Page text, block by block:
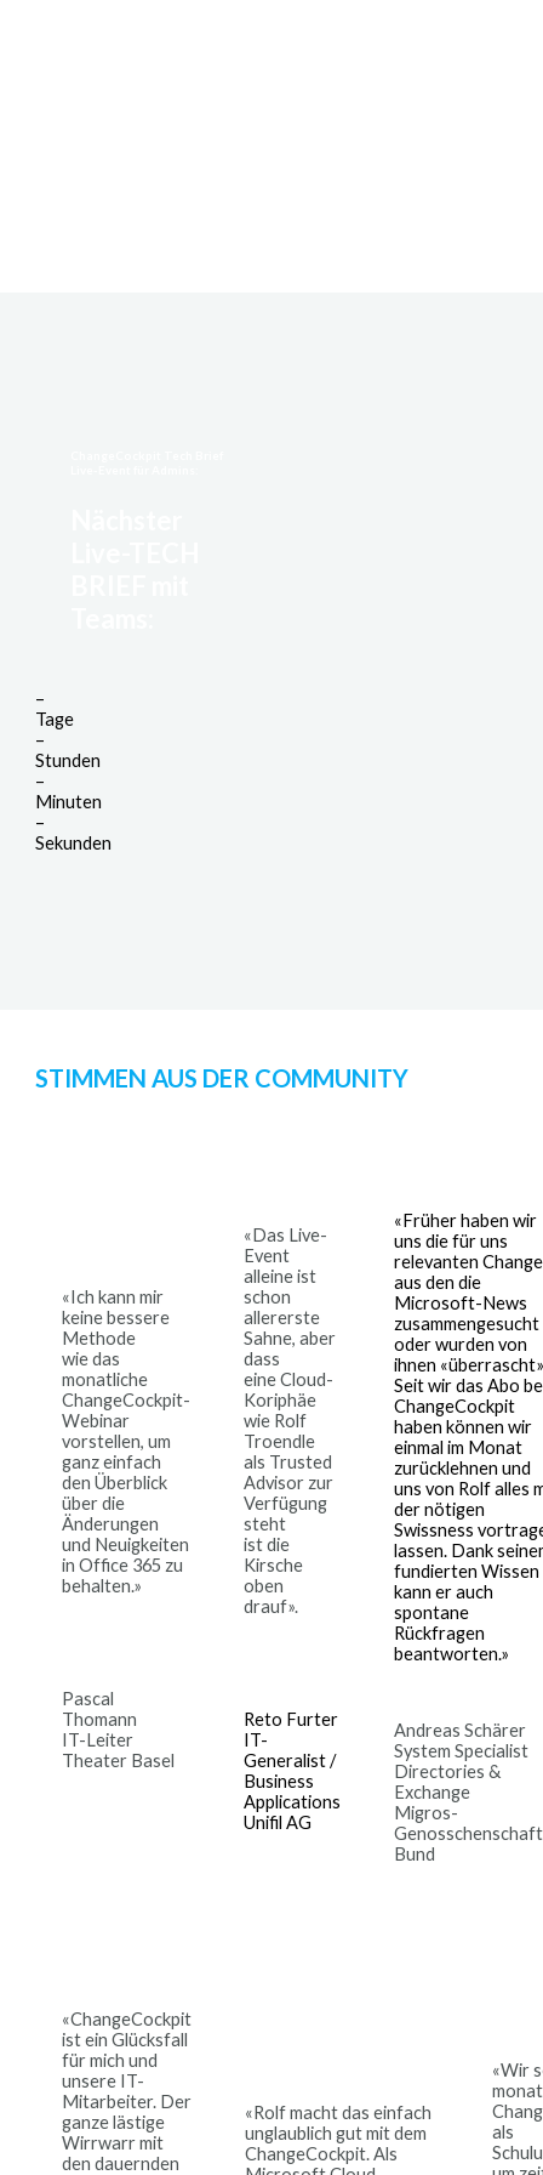
–
Tage
–
Stunden
–
Minuten
–
Sekunden
STIMMEN AUS DER COMMUNITY
«Ich kann mir
keine bessere
Methode
wie das
monatliche
ChangeCockpit-
Webinar
vorstellen, um
ganz einfach
den Überblick
über die
Änderungen
und Neuigkeiten
in Office 365 zu
behalten.»
Pascal
Thomann
IT-Leiter
Theater Basel
«Das Live-
Event
alleine ist
schon
allererste
Sahne, aber
dass
eine Cloud-
Koriphäe
wie Rolf
Troendle
als Trusted
Advisor zur
Verfügung
steht
ist die
Kirsche
oben
drauf».
Reto Furter
IT-
Generalist /
Business
Applications
Unifil AG
«Früher haben wir
uns die für uns
relevanten
aus den die
Microsoft-News
zusammengesucht
oder wurden von
ihnen
Seit wir das Abo
ChangeCockpit
haben können wir
einmal im Monat
zurücklehnen und
uns von Rolf alles
der nötigen
Swissness
lassen. Dank
fundierten Wissen
kann er auch
spontane
Rückfragen
beantworten.»
Andreas Schärer
System Specialist
Directories &
Exchange
Migros-
Bund
«ChangeCockpit
ist ein Glücksfall
für mich und
unsere IT-
Mitarbeiter. Der
ganze lästige
Wirrwarr mit
den dauernden
«Rolf macht das einfach
unglaublich gut mit dem
ChangeCockpit. Als
«Wir
als